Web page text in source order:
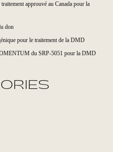
approuvé au Canada pour la
don
pour le traitement de la DMD
du SRP-5051 pour la DMD